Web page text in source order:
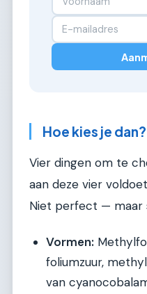
Hoe kies je dan?
Vier dingen om te
aan deze vier
Niet perfect — maar
Vormen:
foliumzuur,
van